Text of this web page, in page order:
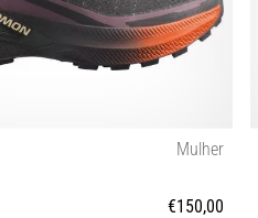
Mulher
€150,00